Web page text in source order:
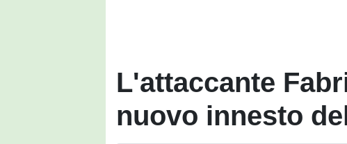
L'attaccante
nuovo innesto